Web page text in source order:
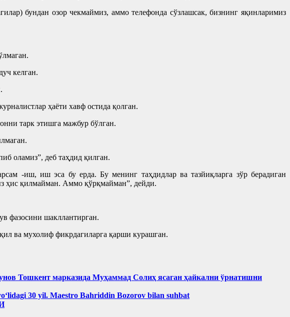
бундан озор чекмаймиз, аммо телефонда сўзлашсак, бизнинг яқинларимиз
келган.
ҳаёти хавф остида қолган.
тарк этишга мажбур бўлган.
оламиз”, деб таҳдид қилган.
-иш, иш эса бу ерда. Бу менинг таҳдидлар ва тазйиқларга зўр берадиган
ҳис қилмайман. Аммо қўрқмайман”, дейди.
фазосини шакллантирган.
ва мухолиф фикрдагиларга қарши курашган.
Тошкент марказида Муҳаммад Солиҳ яcаган ҳайкални ўрнатишни
30 yil. Maestro Bahriddin Bozorov bilan suhbat